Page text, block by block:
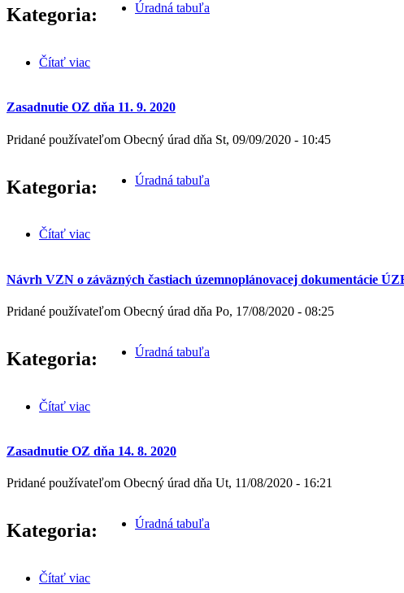
Kategoria: Úradná tabuľa
Čítať viac
Zasadnutie OZ dňa 11. 9. 2020
Pridané používateľom Obecný úrad dňa St, 09/09/2020 - 10:45
Kategoria: Úradná tabuľa
Čítať viac
Návrh VZN o záväzných častiach územnoplánovacej dokumentácie
Pridané používateľom Obecný úrad dňa Po, 17/08/2020 - 08:25
Kategoria: Úradná tabuľa
Čítať viac
Zasadnutie OZ dňa 14. 8. 2020
Pridané používateľom Obecný úrad dňa Ut, 11/08/2020 - 16:21
Kategoria: Úradná tabuľa
Čítať viac